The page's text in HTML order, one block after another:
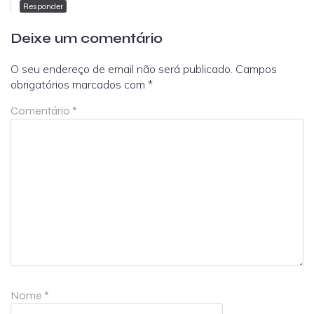
Responder
Deixe um comentário
O seu endereço de email não será publicado. Campos
obrigatórios marcados com *
Comentário *
Nome *